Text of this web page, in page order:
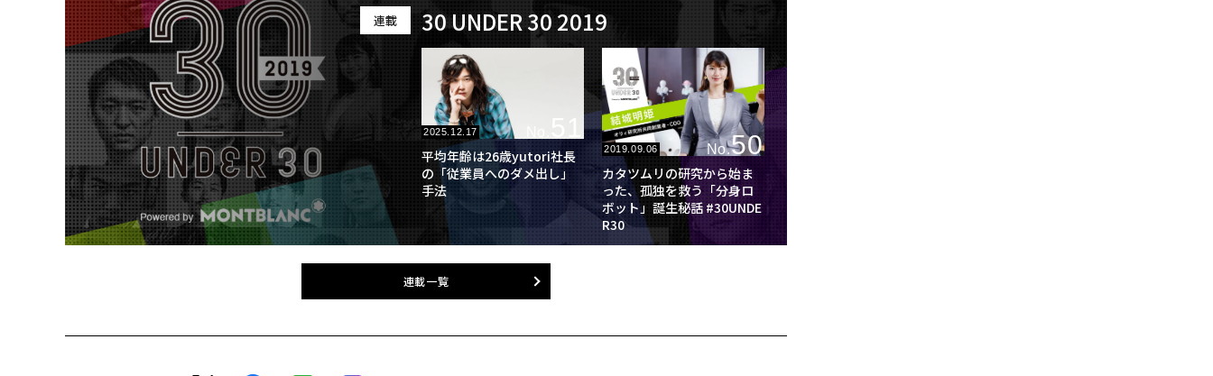
連載 30 UNDER 30 2019
2025.12.17 51
平均年齢は26歳yutori社長
の「従業員へのダメ出し」
手法
2019.09.06 No.50
カタツムリの研究から始ま
った、孤独を救う「分身ロ
ボット」誕生秘話 #30UNDE
R30
連載一覧